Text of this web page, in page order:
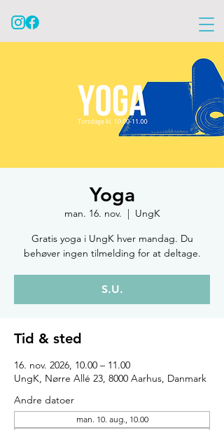
Yoga
man. 16. nov.
  |
UngK
Gratis yoga i UngK hver mandag. Du
behøver ingen tilmelding for at deltage.
S.U.
Tid & sted
16. nov. 2026, 10.00 – 11.00
UngK, Nørre Allé 23, 8000 Aarhus, Danmark
Andre datoer
man. 10. aug., 10.00